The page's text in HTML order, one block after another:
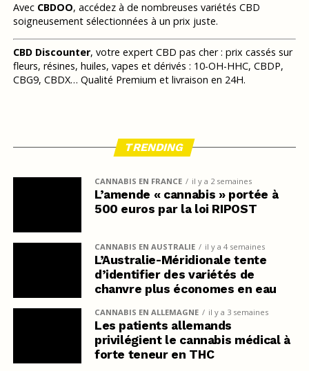
Avec CBDOO, accédez à de nombreuses variétés CBD
soigneusement sélectionnées à un prix juste.
CBD Discounter, votre expert CBD pas cher : prix cassés sur
fleurs, résines, huiles, vapes et dérivés : 10-OH-HHC, CBDP,
CBG9, CBDX… Qualité Premium et livraison en 24H.
TRENDING
CANNABIS EN FRANCE il y a 2 semaines
L’amende « cannabis » portée à
500 euros par la loi RIPOST
CANNABIS EN AUSTRALIE il y a 4 semaines
L’Australie-Méridionale tente
d’identifier des variétés de
chanvre plus économes en eau
CANNABIS EN ALLEMAGNE il y a 3 semaines
Les patients allemands
privilégient le cannabis médical à
forte teneur en THC